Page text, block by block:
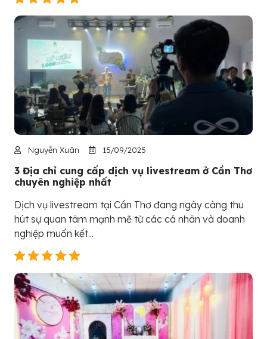
Nguyễn Xuân 15/09/2025
3 Địa chỉ cung cấp dịch vụ livestream ở Cần Thơ
chuyên nghiệp nhất
Dịch vụ livestream tại Cần Thơ đang ngày càng thu
hút sự quan tâm mạnh mẽ từ các cá nhân và doanh
nghiệp muốn kết...